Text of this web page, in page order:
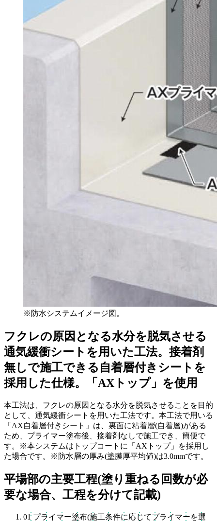
※防水システムイメージ図。
フクレの原因となる水分を脱気させる
通気緩衝シートを用いた工法。接着剤
無しで施工できる自着層付きシートを
採用した仕様。「AXトップ」を使用
本工法は、フクレの原因となる水分を脱気させることを目的
として、通気緩衝シートを用いた工法です。本工法で用いる
「AX自着層付きシート」は、裏面に粘着層(自着層)がある
ため、プライマー塗布後、接着剤なしで施工でき、簡便で
す。※本システムはトップコートに「AXトップ」を採用し
た場合です。※防水層の厚み(塗膜厚平均値)は3.0mmです。
平場部の主要工程(塗り重ねる回数が必
要な場合、工程を分けて記載)
01 プライマー塗布(施工条件に応じてプライマーを選